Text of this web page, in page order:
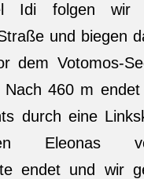
Idi folgen wir
und biegen
dem Votomos-
Nach 460 m
durch eine
Eleonas
endet und wir